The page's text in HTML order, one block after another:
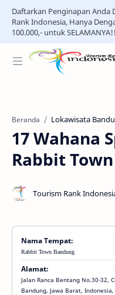
Daftarkan Penginapan Anda
Rank Indonesia, Hanya
100.000,- untuk
Beranda Lokawisata
17 Wahana
Rabbit
Nama Tempat:
Rabbit Town Bandung
Alamat:
Jalan Ranca Bentang No.30-32,
Bandung, Jawa Barat,